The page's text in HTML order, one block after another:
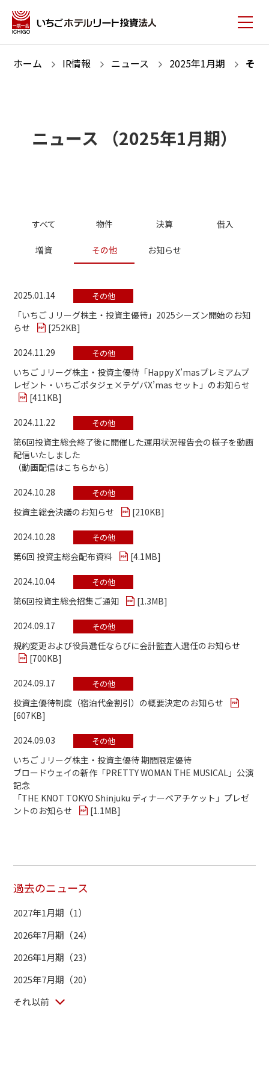
ホーム IR情報 ニュース 2025年1月期 その
ニュース （2025年1月期）
すべて 物件 決算 借入
増資 その他 お知らせ
2025.01.14 その他
「いちごＪリーグ株主・投資主優待」2025シーズン開始のお知
らせ
[252KB]
2024.11.29 その他
いちごＪリーグ株主・投資主優待「Happy X’masプレミアムプ
レゼント・いちごポタジェ×テゲバX’mas セット」のお知らせ
[411KB]
2024.11.22 その他
第6回投資主総会終了後に開催した運用状況報告会の様子を動画
配信いたしました
（動画配信はこちらから）
2024.10.28 その他
投資主総会決議のお知らせ [210KB]
2024.10.28 その他
第6回 投資主総会配布資料 [4.1MB]
2024.10.04 その他
第6回投資主総会招集ご通知 [1.3MB]
2024.09.17 その他
規約変更および役員選任ならびに会計監査人選任のお知らせ
[700KB]
2024.09.17 その他
投資主優待制度（宿泊代金割引）の概要決定のお知らせ
[607KB]
2024.09.03 その他
いちごＪリーグ株主・投資主優待 期間限定優待
ブロードウェイの新作「PRETTY WOMAN THE MUSICAL」公演
記念
「THE KNOT TOKYO Shinjuku ディナーペアチケット」プレゼ
ントのお知らせ
[1.1MB]
過去のニュース
2027年1月期（1）
2026年7月期（24）
2026年1月期（23）
2025年7月期（20）
それ以前